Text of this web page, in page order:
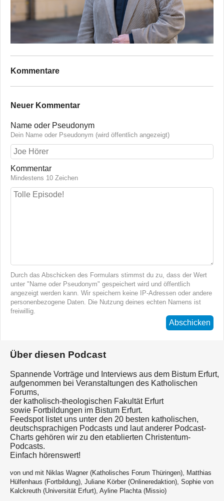
Kommentare
Neuer Kommentar
Name oder Pseudonym
Dein Name oder Pseudonym (wird öffentlich angezeigt)
Kommentar
Mindestens 10 Zeichen
Durch das Abschicken des Formulars stimmst du zu, dass der Wert
unter "Name oder Pseudonym" gespeichert wird und öffentlich
angezeigt werden kann. Wir speichern keine IP-Adressen oder andere
personenbezogene Daten. Die Nutzung deines echten Namens ist
freiwillig.
Abschicken
Über diesen Podcast
Spannende Vorträge und Interviews aus dem Bistum Erfurt,
aufgenommen bei Veranstaltungen des Katholischen
Forums,
der katholisch-theologischen Fakultät Erfurt
sowie Fortbildungen im Bistum Erfurt.
Feedspot listet uns unter den 20 besten katholischen,
deutschsprachigen Podcasts und laut anderer Podcast-
Charts gehören wir zu den etablierten Christentum-
Podcasts.
Einfach hörenswert!
von und mit Niklas Wagner (Katholisches Forum Thüringen), Matthias
Hülfenhaus (Fortbildung), Juliane Körber (Onlineredaktion), Sophie von
Kalckreuth (Universität Erfurt), Ayline Plachta (Missio)